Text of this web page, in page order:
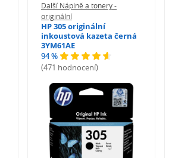
Další Náplně a tonery -
originální
HP 305 originální
inkoustová kazeta černá
3YM61AE
94 %
(471 hodnocení)